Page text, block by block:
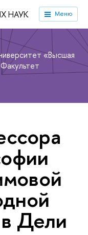
НАУК Меню
«Высшая
Факультет
Дели